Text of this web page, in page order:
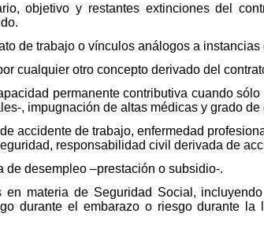
objetivo y restantes extinciones del
de trabajo o vínculos análogos a instancias
cualquier otro concepto derivado del
permanente contributiva cuando
, impugnación de altas médicas y grado de
accidente de trabajo, enfermedad
responsabilidad civil derivada de
desempleo –prestación o subsidio-.
materia de Seguridad Social,
durante el embarazo o riesgo durante la